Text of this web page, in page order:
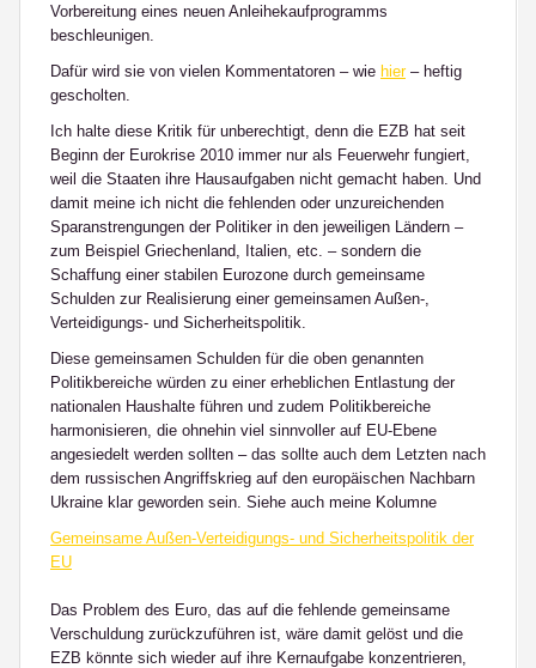
Vorbereitung eines neuen Anleihekaufprogramms
beschleunigen.
Dafür wird sie von vielen Kommentatoren – wie hier– heftig
gescholten.
Ich halte diese Kritik für unberechtigt, denn die EZB hat seit
Beginn der Eurokrise 2010 immer nur als Feuerwehr fungiert,
weil die Staaten ihre Hausaufgaben nicht gemacht haben. Und
damit meine ich nicht die fehlenden oder unzureichenden
Sparanstrengungen der Politiker in den jeweiligen Ländern –
zum Beispiel Griechenland, Italien, etc. – sondern die
Schaffung einer stabilen Eurozone durch gemeinsame
Schulden zur Realisierung einer gemeinsamen Außen-,
Verteidigungs- und Sicherheitspolitik.
Diese gemeinsamen Schulden für die oben genannten
Politikbereiche würden zu einer erheblichen Entlastung der
nationalen Haushalte führen und zudem Politikbereiche
harmonisieren, die ohnehin viel sinnvoller auf EU-Ebene
angesiedelt werden sollten – das sollte auch dem Letzten nach
dem russischen Angriffskrieg auf den europäischen Nachbarn
Ukraine klar geworden sein. Siehe auch meine Kolumne
Gemeinsame Außen-Verteidigungs- und Sicherheitspolitik der
EU
Das Problem des Euro, das auf die fehlende gemeinsame
Verschuldung zurückzuführen ist, wäre damit gelöst und die
EZB könnte sich wieder auf ihre Kernaufgabe konzentrieren,